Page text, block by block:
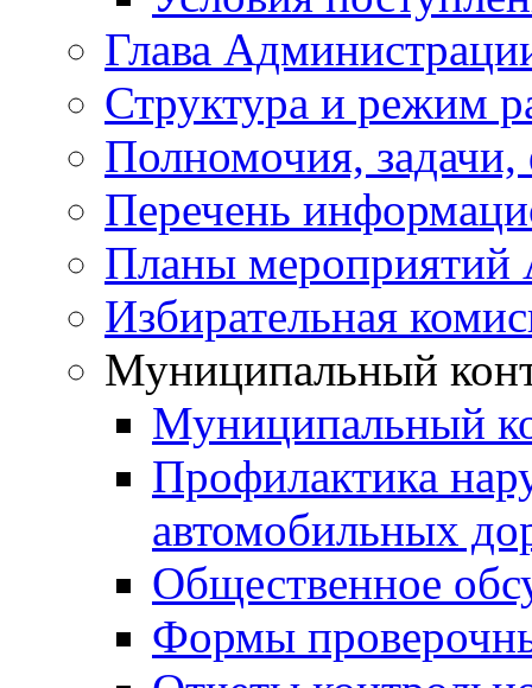
Глава
Структура и режим
Полномочия,
Перечень
Планы мероприятий
Избирательная
Муниципальный
Муниципальный
Профилактика
автомобильных
Общественное
Формы